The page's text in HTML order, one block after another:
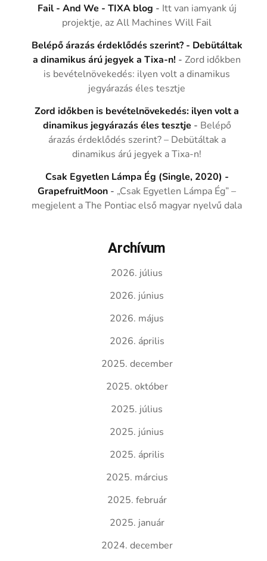
Fail - And We - TIXA blog - Itt van iamyank új
projektje, az All Machines Will Fail
Belépő árazás érdeklődés szerint? - Debütáltak
a dinamikus árú jegyek a Tixa-n! -Zord időkben
is bevételnövekedés: ilyen volt a dinamikus
jegyárazás éles tesztje
Zord időkben is bevételnövekedés: ilyen volt a
dinamikus jegyárazás éles tesztje - Belépő
árazás érdeklődés szerint? – Debütáltak a
dinamikus árú jegyek a Tixa-n!
Csak Egyetlen Lámpa Ég (Single, 2020) -
GrapefruitMoon - „Csak Egyetlen Lámpa Ég” –
megjelent a The Pontiac első magyar nyelvű dala
Archívum
2026. július
2026. június
2026. május
2026. április
2025. december
2025. október
2025. július
2025. június
2025. április
2025. március
2025. február
2025. január
2024. december